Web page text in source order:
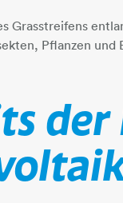
Grasstreifens
Pflanzen und